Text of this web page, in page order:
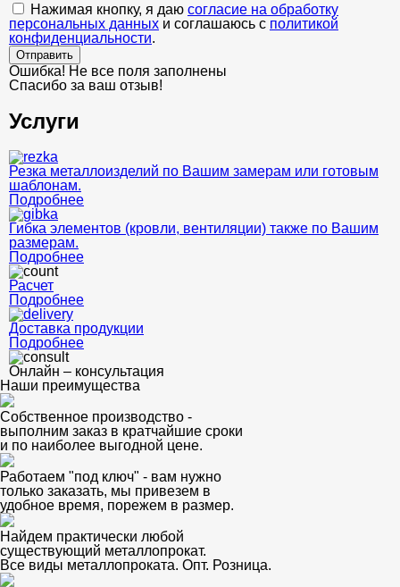
Нажимая кнопку, я даю согласие на обработку
персональных данных и соглашаюсь с политикой
конфиденциальности.
Отправить
Ошибка! Не все поля заполнены
Спасибо за ваш отзыв!
Услуги
Резка металлоизделий по Вашим замерам или готовым
шаблонам.
Подробнее
Гибка элементов (кровли, вентиляции) также по Вашим
размерам.
Подробнее
Расчет
Подробнее
Доставка продукции
Подробнее
Онлайн – консультация
Наши преимущества
Собственное производство -
выполним заказ в кратчайшие сроки
и по наиболее выгодной цене.
Работаем "под ключ" - вам нужно
только заказать, мы привезем в
удобное время, порежем в размер.
Найдем практически любой
существующий металлопрокат.
Все виды металлопроката. Опт. Розница.